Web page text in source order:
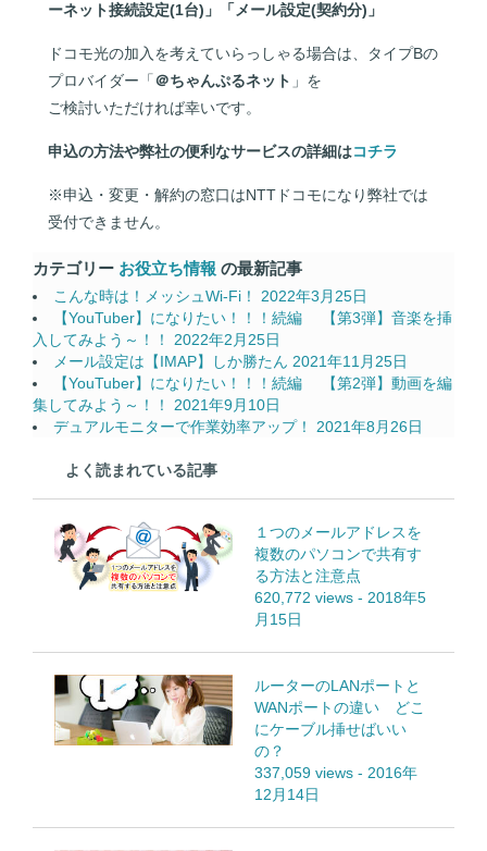
ーネット接続設定(1台)」「メール設定(契約分)」
ドコモ光の加入を考えていらっしゃる場合は、タイプBの
プロバイダー「 ＠ちゃんぷるネット 」を
ご検討いただければ幸いです。
申込の方法や弊社の便利なサービスの詳細はコチラ
※申込・変更・解約の窓口はNTTドコモになり弊社では
受付できません。
カテゴリー お役立ち情報 の最新記事
こんな時は！メッシュWi-Fi！ 2022年3月25日
【YouTuber】になりたい！！！続編 【第3弾】音楽を挿
入してみよう～！！ 2022年2月25日
メール設定は【IMAP】しか勝たん 2021年11月25日
【YouTuber】になりたい！！！続編 【第2弾】動画を編
集してみよう～！！ 2021年9月10日
デュアルモニターで作業効率アップ！ 2021年8月26日
よく読まれている記事
１つのメールアドレスを
複数のパソコンで共有す
る方法と注意点
620,772 views - 2018年5
月15日
ルーターのLANポートと
WANポートの違い どこ
にケーブル挿せばいい
の？
337,059 views - 2016年
12月14日